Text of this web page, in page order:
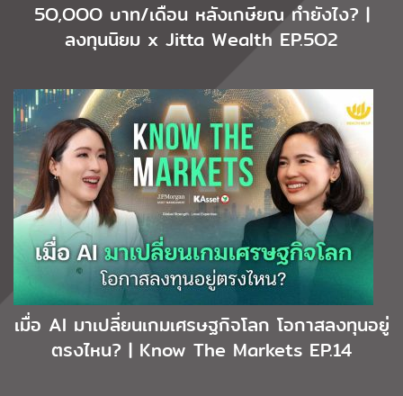
5O,OOO บาท/เดือน หลังเกษียณ ทำยังไง? |
ลงทุนนิยม x Jitta Wealth EP.5O2
เมื่อ AI มาเปลี่ยนเกมเศรษฐกิจโลก โอกาสลงทุนอยู่
ตรงไหน? | Know The Markets EP.14